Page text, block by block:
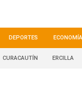
DEPORTES ECONOMÍA
CURACAUTÍN ERCILLA